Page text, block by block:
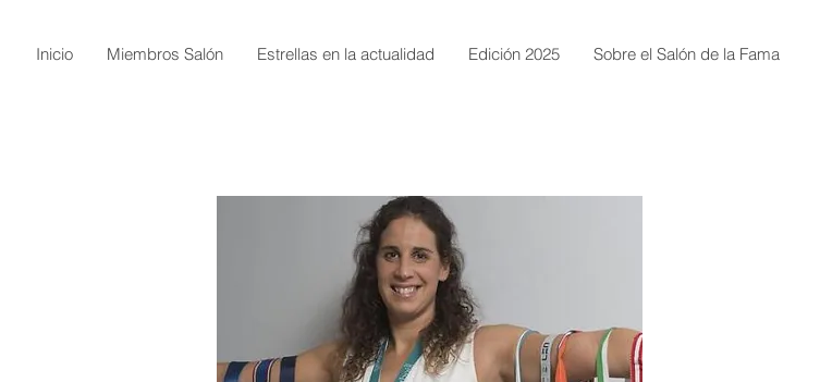
Inicio Miembros Salón Estrellas en la actualidad Edición 2025 Sobre el Salón de la Fama